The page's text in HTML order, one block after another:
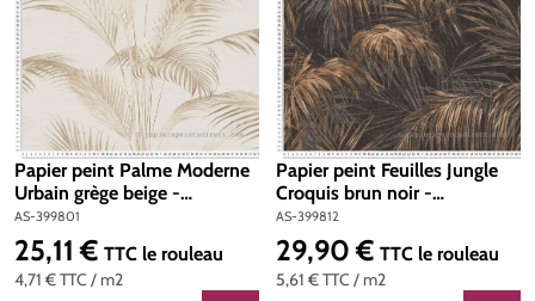
Papier peint Palme Moderne
Urbain grège beige -
Metropolis Michalsky 6 de
Livingwalls | Réf. AS-399801
AS-399801
4,71 €TTC / m2
Prix régulier :
25,11 € TTC le rouleau
Papier peint Feuilles Jungle
Croquis brun noir -
Metropolis Michalsky 6 de
Livingwalls | Réf. AS-399812
AS-399812
5,61 €TTC / m2
Prix régulier :
29,90 € TTC le rouleau